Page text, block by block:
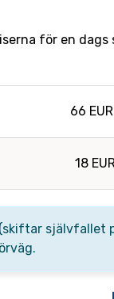
för en dags
66 EUR
18
självfallet